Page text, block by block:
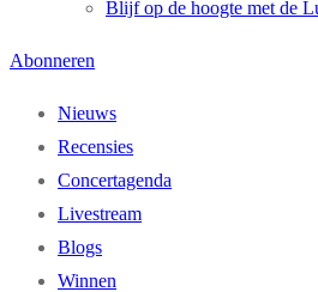
Blijf op de hoogte met de
Abonneren
Nieuws
Recensies
Concertagenda
Livestream
Blogs
Winnen